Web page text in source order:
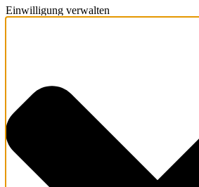
Einwilligung verwalten